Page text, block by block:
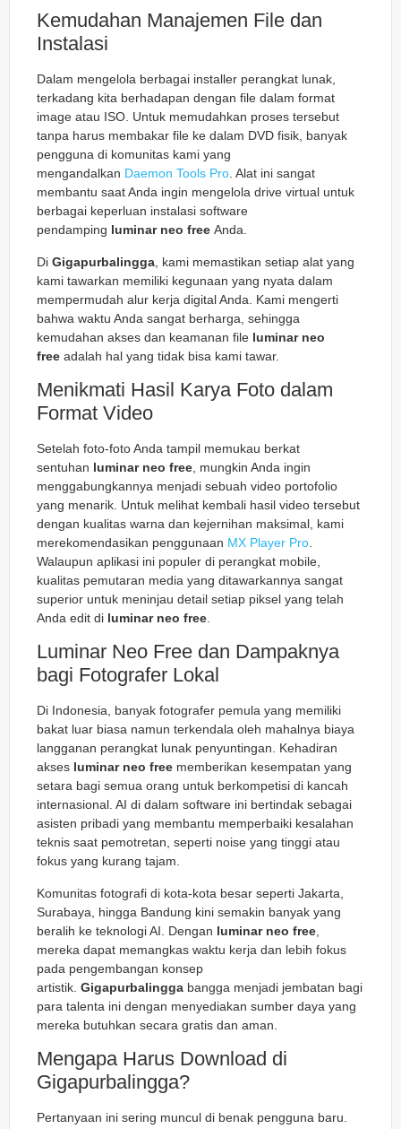
Kemudahan Manajemen File dan
Instalasi
Dalam mengelola berbagai installer perangkat lunak,
terkadang kita berhadapan dengan file dalam format
image atau ISO. Untuk memudahkan proses tersebut
tanpa harus membakar file ke dalam DVD fisik, banyak
pengguna di komunitas kami yang
mengandalkan Daemon Tools Pro . Alat ini sangat
membantu saat Anda ingin mengelola drive virtual untuk
berbagai keperluan instalasi software
pendamping luminar neo free Anda.
Di Gigapurbalingga , kami memastikan setiap alat yang
kami tawarkan memiliki kegunaan yang nyata dalam
mempermudah alur kerja digital Anda. Kami mengerti
bahwa waktu Anda sangat berharga, sehingga
kemudahan akses dan keamanan file luminar neo
free adalah hal yang tidak bisa kami tawar.
Menikmati Hasil Karya Foto dalam
Format Video
Setelah foto-foto Anda tampil memukau berkat
sentuhan luminar neo free , mungkin Anda ingin
menggabungkannya menjadi sebuah video portofolio
yang menarik. Untuk melihat kembali hasil video tersebut
dengan kualitas warna dan kejernihan maksimal, kami
merekomendasikan penggunaan MX Player Pro
Walaupun aplikasi ini populer di perangkat mobile,
kualitas pemutaran media yang ditawarkannya sangat
superior untuk meninjau detail setiap piksel yang telah
Anda edit di luminar neo free
Luminar Neo Free dan Dampaknya
bagi Fotografer Lokal
Di Indonesia, banyak fotografer pemula yang memiliki
bakat luar biasa namun terkendala oleh mahalnya biaya
langganan perangkat lunak penyuntingan. Kehadiran
akses luminar neo free memberikan kesempatan yang
setara bagi semua orang untuk berkompetisi di kancah
internasional. AI di dalam software ini bertindak sebagai
asisten pribadi yang membantu memperbaiki kesalahan
teknis saat pemotretan, seperti noise yang tinggi atau
fokus yang kurang tajam.
Komunitas fotografi di kota-kota besar seperti Jakarta,
Surabaya, hingga Bandung kini semakin banyak yang
beralih ke teknologi AI. Dengan luminar neo free
mereka dapat memangkas waktu kerja dan lebih fokus
pada pengembangan konsep
artistik. Gigapurbalingga bangga menjadi jembatan bagi
para talenta ini dengan menyediakan sumber daya yang
mereka butuhkan secara gratis dan aman.
Mengapa Harus Download di
Gigapurbalingga?
Pertanyaan ini sering muncul di benak pengguna baru.